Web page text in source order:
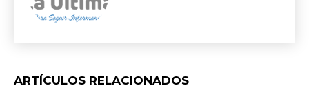
ARTÍCULOS RELACIONADOS